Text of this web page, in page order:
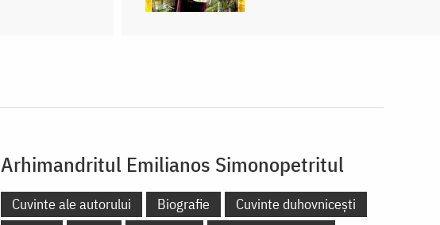
Arhimandritul Emilianos Simonopetritul
Cuvinte ale autorului Biografie
Cuvinte duhovnicești